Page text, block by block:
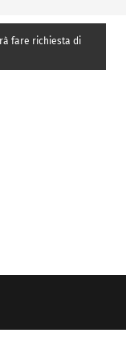
fare richiesta di